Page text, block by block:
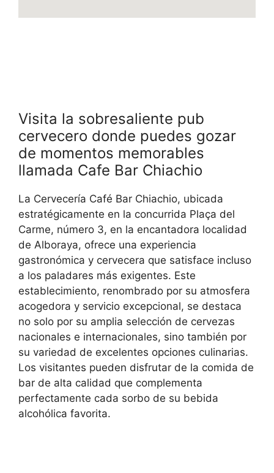
Visita la sobresaliente pub
cervecero donde puedes gozar
de momentos memorables
llamada Cafe Bar Chiachio
La Cervecería Café Bar Chiachio, ubicada
estratégicamente en la concurrida Plaça del
Carme, número 3, en la encantadora localidad
de Alboraya, ofrece una experiencia
gastronómica y cervecera que satisface incluso
a los paladares más exigentes. Este
establecimiento, renombrado por su atmosfera
acogedora y servicio excepcional, se destaca
no solo por su amplia selección de cervezas
nacionales e internacionales, sino también por
su variedad de excelentes opciones culinarias.
Los visitantes pueden disfrutar de la comida de
bar de alta calidad que complementa
perfectamente cada sorbo de su bebida
alcohólica favorita.